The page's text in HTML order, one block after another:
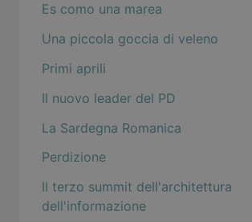
Es como una marea
Una piccola goccia di veleno
Primi aprili
Il nuovo leader del PD
La Sardegna Romanica
Perdizione
Il terzo summit dell'architettura
dell'informazione